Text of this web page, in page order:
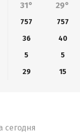
31° 29°
757 757
36 40
5 5
29 15
сегодня